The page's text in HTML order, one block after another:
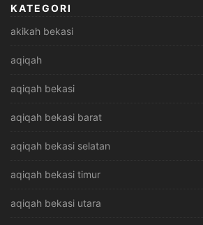
KATEGORI
akikah bekasi
aqiqah
aqiqah bekasi
aqiqah bekasi barat
aqiqah bekasi selatan
aqiqah bekasi timur
aqiqah bekasi utara